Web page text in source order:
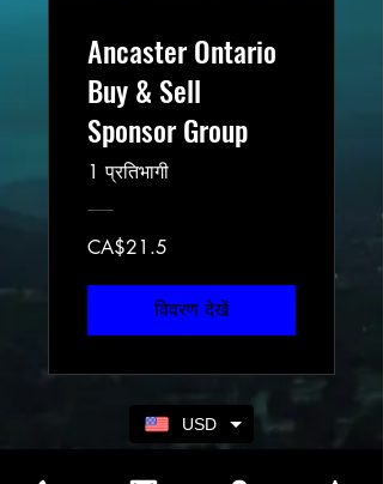
Ancaster Ontario
Buy & Sell
Sponsor Group
1 प्रतिभागी
CA$21.5
विवरण देखें
USD